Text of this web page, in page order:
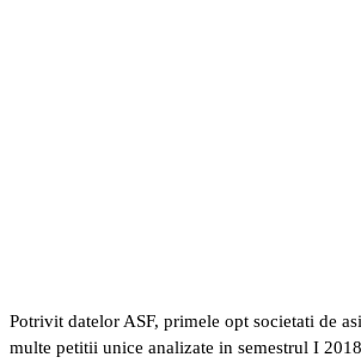
Potrivit datelor ASF, primele opt societati de
multe petitii unice analizate in semestrul I